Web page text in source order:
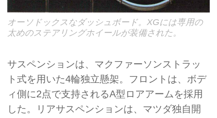
オーソドックスなダッシュボード。XGには専用の
太めのステアリングホイールが装備された。
サスペンションは、マクファーソンストラッ
ト式を用いた4輪独立懸架。フロントは、ボデ
ィ側に2点で支持されるA型ロアアームを採用
した。リアサスペンションは、マツダ独自開